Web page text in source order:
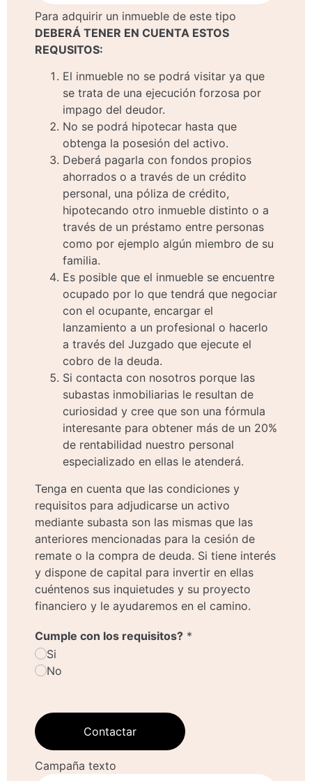
Para adquirir un inmueble de este tipo
DEBERÁ TENER EN CUENTA ESTOS
REQUSITOS:
El inmueble no se podrá visitar ya que
se trata de una ejecución forzosa por
impago del deudor.
No se podrá hipotecar hasta que
obtenga la posesión del activo.
Deberá pagarla con fondos propios
ahorrados o a través de un crédito
personal, una póliza de crédito,
hipotecando otro inmueble distinto o a
través de un préstamo entre personas
como por ejemplo algún miembro de su
familia.
Es posible que el inmueble se encuentre
ocupado por lo que tendrá que negociar
con el ocupante, encargar el
lanzamiento a un profesional o hacerlo
a través del Juzgado que ejecute el
cobro de la deuda.
Si contacta con nosotros porque las
subastas inmobiliarias le resultan de
curiosidad y cree que son una fórmula
interesante para obtener más de un 20%
de rentabilidad nuestro personal
especializado en ellas le atenderá.
Tenga en cuenta que las condiciones y
requisitos para adjudicarse un activo
mediante subasta son las mismas que las
anteriores mencionadas para la cesión de
remate o la compra de deuda. Si tiene interés
y dispone de capital para invertir en ellas
cuéntenos sus inquietudes y su proyecto
financiero y le ayudaremos en el camino.
Cumple con los requisitos? *
Si
No
Contactar
Campaña texto